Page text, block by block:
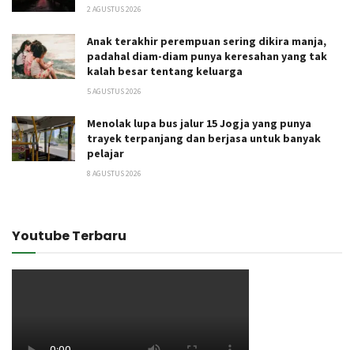
2 AGUSTUS 2026
Anak terakhir perempuan sering dikira manja,
padahal diam-diam punya keresahan yang tak
kalah besar tentang keluarga
5 AGUSTUS 2026
Menolak lupa bus jalur 15 Jogja yang punya
trayek terpanjang dan berjasa untuk banyak
pelajar
8 AGUSTUS 2026
Youtube Terbaru